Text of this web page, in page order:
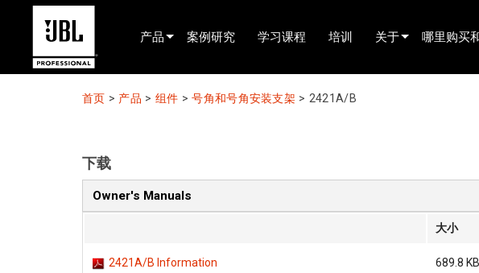
产品
已安装
现场便携式音响
案例研究 学习课程 培训 关于 哪里购买
联系销售
首页 > 产品 > 组件 >号角和号角安装支架 > 2421A/B
下载
Owner's Manuals
大小
2421A/B Information 689.8 KB